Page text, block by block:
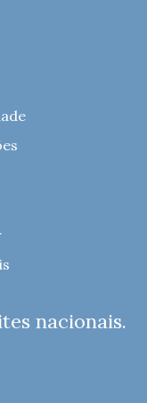
nacionais.